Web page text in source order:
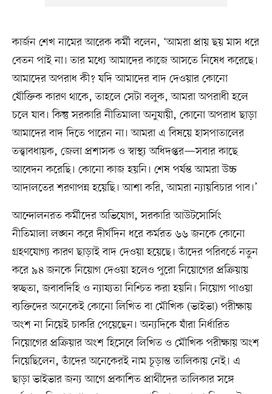
কার্জন শেখ নামের আরেক কর্মী বলেন, ‘আমরা প্রায় ছয় মাস ধরে
বেতন পাই না। তার মধ্যে আমাদের কাজে আসতে নিষেধ করেছে।
আমাদের অপরাধ কী? যদি আমাদের বাদ দেওয়ার কোনো
যৌক্তিক কারণ থাকে, তাহলে সেটা বলুক, আমরা অপরাধী হলে
চলে যাব। কিন্তু সরকারি নীতিমালা অনুযায়ী, কোনো অপরাধ ছাড়া
আমাদের বাদ দিতে পারেন না। আমরা এ বিষয়ে হাসপাতালের
তত্ত্বাবধায়ক, জেলা প্রশাসক ও স্বাস্থ্য অধিদপ্তর—সবার কাছে
আবেদন করেছি। কোনো কাজ হয়নি। শেষ পর্যন্ত আমরা উচ্চ
আদালতের শরণাপন্ন হয়েছি। আশা করি, আমরা ন্যায়বিচার পাব।’
আন্দোলনরত কর্মীদের অভিযোগ, সরকারি আউটসোর্সিং
নীতিমালা লঙ্ঘন করে দীর্ঘদিন ধরে কর্মরত ৬৬ জনকে কোনো
গ্রহণযোগ্য কারণ ছাড়াই বাদ দেওয়া হয়েছে। তাঁদের পরিবর্তে নতুন
করে ৯৪ জনকে নিয়োগ দেওয়া হলেও পুরো নিয়োগের প্রক্রিয়ায়
স্বচ্ছতা, জবাবদিহি ও ন্যায্যতা নিশ্চিত করা হয়নি। নিয়োগ পাওয়া
ব্যক্তিদের অনেকেই কোনো লিখিত বা মৌখিক (ভাইভা) পরীক্ষায়
অংশ না নিয়েই চাকরি পেয়েছেন। অন্যদিকে যাঁরা নির্ধারিত
নিয়োগের প্রক্রিয়ার অংশ হিসেবে লিখিত ও মৌখিক পরীক্ষায় অংশ
নিয়েছিলেন, তাঁদের অনেকেরই নাম চূড়ান্ত তালিকায় নেই। এ
ছাড়া ভাইভার জন্য আগে প্রকাশিত প্রার্থীদের তালিকার সঙ্গে